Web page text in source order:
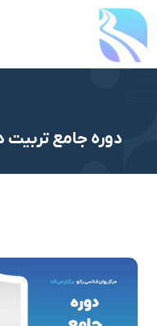
دوره جامع تربیت